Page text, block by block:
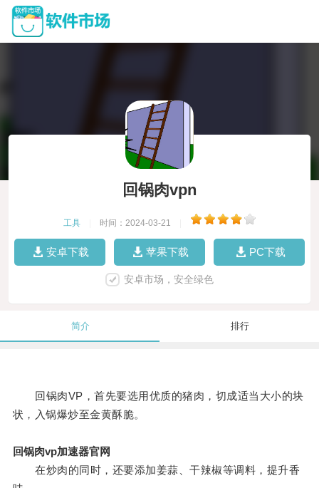
回锅肉vpn
工具 时间：2024-03-21
安卓下载 苹果下载 PC下载
安卓市场，安全绿色
简介 排行
回锅肉VP，首先要选用优质的猪肉，切成适当大小的块
状，入锅爆炒至金黄酥脆。
回锅肉vp加速器官网
在炒肉的同时，还要添加姜蒜、干辣椒等调料，提升香